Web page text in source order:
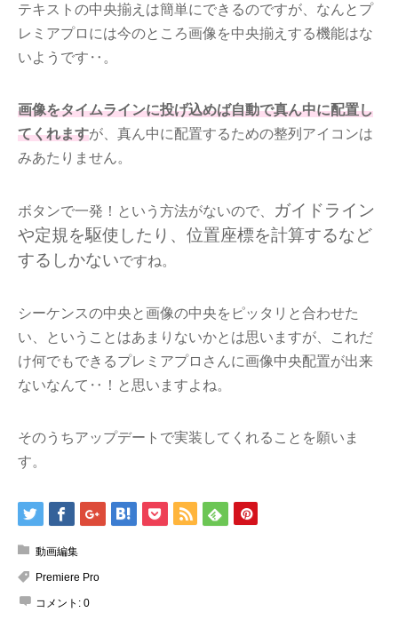
テキストの中央揃えは簡単にできるのですが、なんとプ
レミアプロには今のところ画像を中央揃えする機能はな
いようです‥。
画像をタイムラインに投げ込めば自動で真ん中に配置し
てくれますが、真ん中に配置するための整列アイコンは
みあたりません。
ボタンで一発！という方法がないので、
ガイドライン
や定規を駆使したり、位置座標を計算するなど
するしかないですね。
シーケンスの中央と画像の中央をピッタリと合わせた
い、ということはあまりないかとは思いますが、これだ
け何でもできるプレミアプロさんに画像中央配置が出来
ないなんて‥！と思いますよね。
そのうちアップデートで実装してくれることを願いま
す。
動画編集
Premiere Pro
コメント: 0